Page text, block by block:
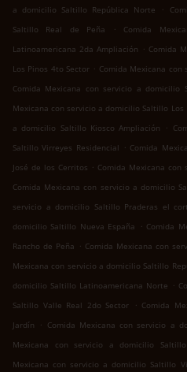
a domicilio Saltillo República Norte
.
Saltillo Real de Peña
.
Comida
Latinoamericana 2da Ampliación . Comida
Los Pinos 4to Sector . Comida Mexicana
Comida Mexicana con servicio a domicilio
Mexicana con servicio a domicilio Saltillo Los
a domicilio Saltillo Kiosco Ampliación
.
Saltillo Virreyes Residencial . Comida
José de los Cerritos . Comida Mexicana
Comida Mexicana con servicio a domicilio
servicio a domicilio Saltillo Praderas el
domicilio Saltillo Nueva España
. Comida
Rancho de Peña . Comida Mexicana con
Mexicana con servicio a domicilio Saltillo
domicilio Saltillo Latinoamericana Norte .
Saltillo Valle Real 2do Sector
. Comida
Jardín
. Comida Mexicana con servicio a
Mexicana con servicio a domicilio
Mexicana con servicio a domicilio Saltillo